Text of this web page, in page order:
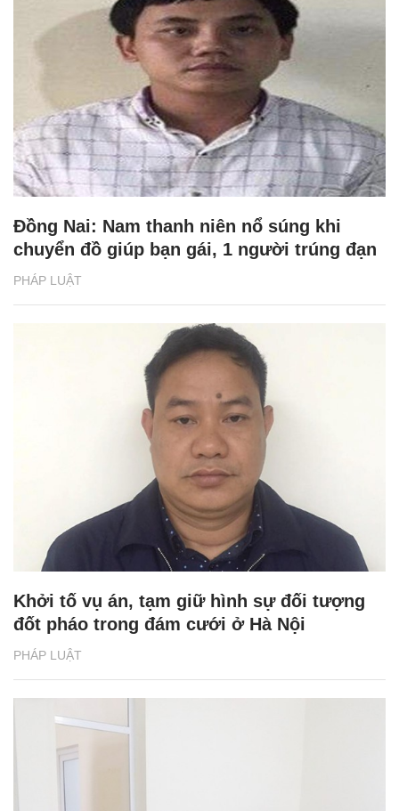
PHÁP LUẬT
Đồng Nai: Nam thanh niên nổ súng khi
chuyển đồ giúp bạn gái, 1 người trúng đạn
PHÁP LUẬT
Khởi tố vụ án, tạm giữ hình sự đối tượng
đốt pháo trong đám cưới ở Hà Nội